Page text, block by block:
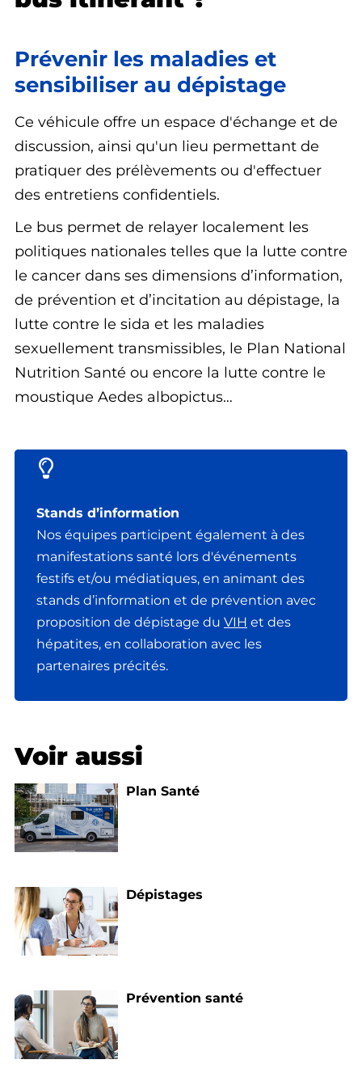
Prévenir les maladies et
sensibiliser au dépistage
Ce véhicule offre un espace d'échange et de
discussion, ainsi qu'un lieu permettant de
pratiquer des prélèvements ou d'effectuer
des entretiens confidentiels.
Le bus permet de relayer localement les
politiques nationales telles que la lutte contre
le cancer dans ses dimensions d’information,
de prévention et d’incitation au dépistage, la
lutte contre le sida et les maladies
sexuellement transmissibles, le Plan National
Nutrition Santé ou encore la lutte contre le
moustique Aedes albopictus…
Stands d’information
Nos équipes participent également à des
manifestations santé lors d'événements
festifs et/ou médiatiques, en animant des
stands d’information et de prévention avec
proposition de dépistage du VIH et des
hépatites, en collaboration avec les
partenaires précités.
Voir aussi
Plan Santé
Dépistages
Prévention santé